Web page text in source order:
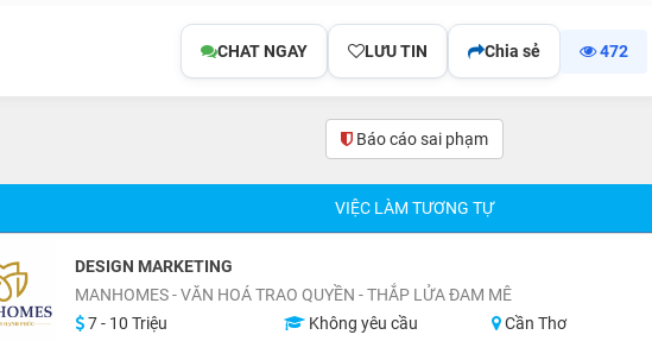
CHAT NGAY LƯU TIN Chia sẻ 472
Báo cáo sai phạm(0)
VIỆC LÀM TƯƠNG TỰ
DESIGN MARKETING
MANHOMES - VĂN HOÁ TRAO QUYỀN - THẮP LỬA ĐAM MÊ
7 - 10 Triệu
Không yêu cầu Cần Thơ